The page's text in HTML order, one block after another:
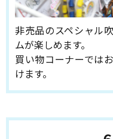
非売品のスペシャル
ムが楽しめます。
買い物コーナーでは
けます。